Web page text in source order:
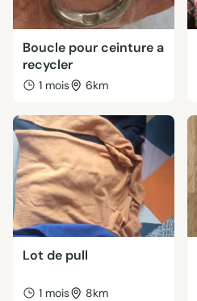
Boucle pour ceinture a
recycler
1 mois 6km
Lot de pull
1 mois 8km